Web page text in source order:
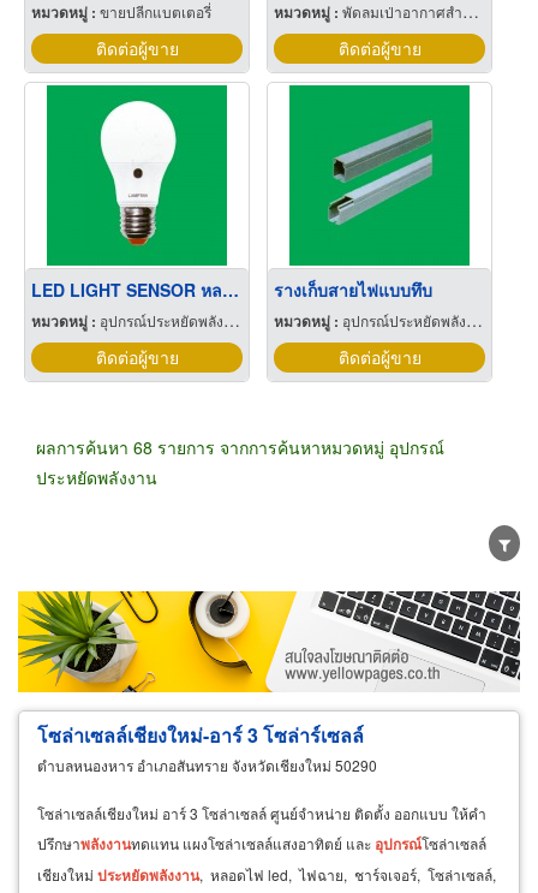
หมวดหมู่ : ขายปลีกแบตเตอรี่
ติดต่อผู้ขาย
หมวดหมู่ :พัดลมเป่าอากาศสำหรับอุตสาหกรรม
ติดต่อผู้ขาย
LED LIGHT SENSOR หลอดไฟLED SENSOR
หมวดหมู่ : อุปกรณ์ประหยัดพลังงานไฟฟ้า
ติดต่อผู้ขาย
รางเก็บสายไฟแบบทึบ
หมวดหมู่ : อุปกรณ์ประหยัดพลังงานไฟฟ้า
ติดต่อผู้ขาย
ผลการค้นหา 68 รายการ จากการค้นหาหมวดหมู่ อุปกรณ์
ประหยัดพลังงาน
ขายส่ง ขายปลีก ผู้ผลิต
ตัวแทนจัดจำหน่าย
ผู้ส่งออก/นำเข้า
ธุรกิจบริการ
โซล่าเซลล์เชียงใหม่-อาร์ 3 โซล่าร์เซลล์
ตำบลหนองหาร อำเภอสันทราย จังหวัดเชียงใหม่ 50290
โซล่าเซลล์เชียงใหม่ อาร์ 3 โซล่าเซลล์ ศูนย์จำหน่าย ติดตั้ง ออกแบบ ให้คำ
ปรึกษาพลังงานทดแทน แผงโซล่าเซลล์แสงอาทิตย์ และ อุปกรณ์โซล่าเซลล์
เชียงใหม่ ประหยัดพลังงาน, หลอดไฟ led, ไฟฉาย, ชาร์จเจอร์, โซล่าเซลล์,